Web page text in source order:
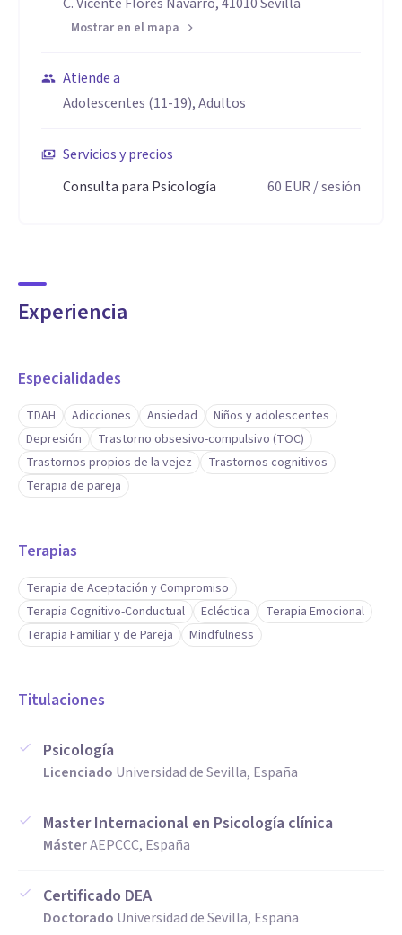
Mostrar en el mapa
Atiende a
Adolescentes (11-19), Adultos
Servicios y precios
Consulta para Psicología
60 EUR / sesión
Experiencia
Especialidades
TDAH Adicciones Ansiedad
Niños y adolescentes
Depresión
Trastorno obsesivo-compulsivo (TOC)
Trastornos propios de la vejez
Trastornos cognitivos
Terapia de pareja
Terapias
Terapia de Aceptación y Compromiso
Terapia Cognitivo-Conductual
Ecléctica
Terapia Emocional
Terapia Familiar y de Pareja
Mindfulness
Titulaciones
Psicología
Licenciado Universidad de Sevilla, España
Master Internacional en Psicología clínica
MásterAEPCCC, España
Certificado DEA
Doctorado Universidad de Sevilla, España